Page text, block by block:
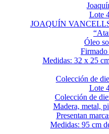
Lote
JOAQUÍN
Óleo
Firmado
Medidas: 32 x 25
Colección de
Lote
Colección de
Madera, metal,
Presentan
Medidas: 95 cm